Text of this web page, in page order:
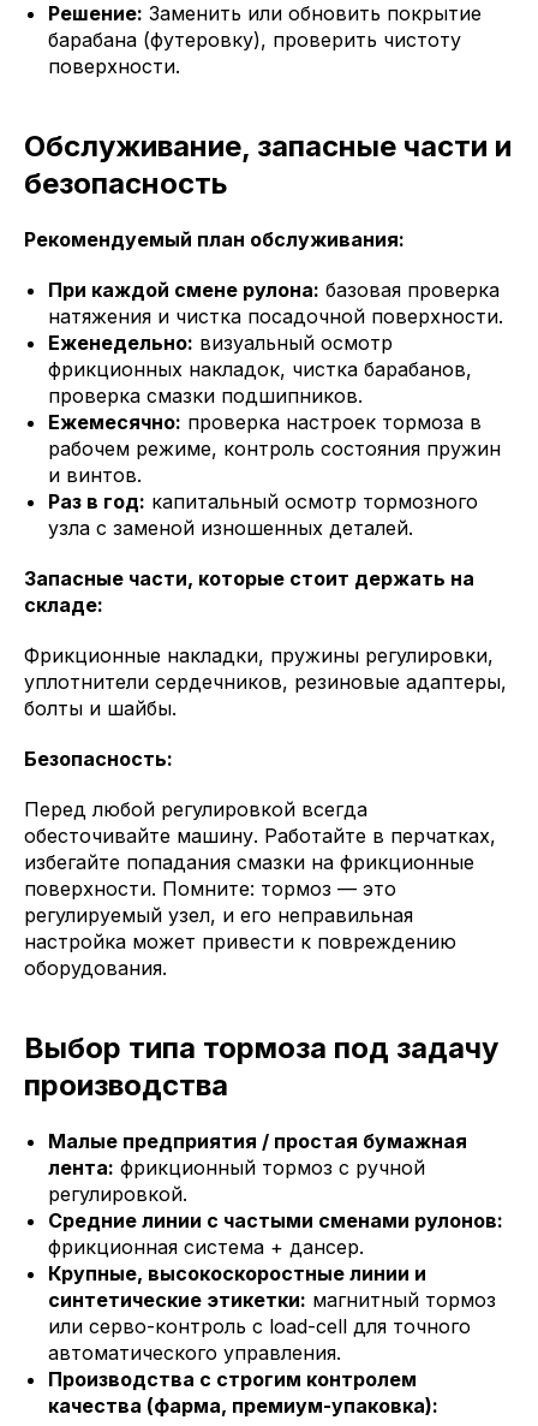
Решение: Заменить или обновить покрытие
барабана (футеровку), проверить чистоту
поверхности.
Обслуживание, запасные части и
безопасность
Рекомендуемый план обслуживания:
При каждой смене рулона: базовая проверка
натяжения и чистка посадочной поверхности.
Еженедельно: визуальный осмотр
фрикционных накладок, чистка барабанов,
проверка смазки подшипников.
Ежемесячно: проверка настроек тормоза в
рабочем режиме, контроль состояния пружин
и винтов.
Раз в год: капитальный осмотр тормозного
узла с заменой изношенных деталей.
Запасные части, которые стоит держать на
складе:
Фрикционные накладки, пружины регулировки,
уплотнители сердечников, резиновые адаптеры,
болты и шайбы.
Безопасность:
Перед любой регулировкой всегда
обесточивайте машину. Работайте в перчатках,
избегайте попадания смазки на фрикционные
поверхности. Помните: тормоз — это
регулируемый узел, и его неправильная
настройка может привести к повреждению
оборудования.
Выбор типа тормоза под задачу
производства
Малые предприятия / простая бумажная
лента: фрикционный тормоз с ручной
регулировкой.
Средние линии с частыми сменами рулонов:
фрикционная система + дансер.
Крупные, высокоскоростные линии и
синтетические этикетки: магнитный тормоз
или серво-контроль с load-cell для точного
автоматического управления.
Производства с строгим контролем
качества (фарма, премиум-упаковка):